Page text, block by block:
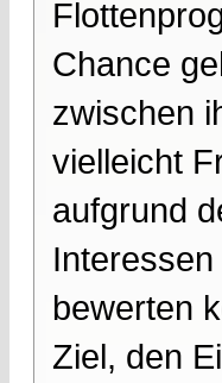
Chance
zwischen
vielleicht
aufgrund
bewerten
Ziel, den